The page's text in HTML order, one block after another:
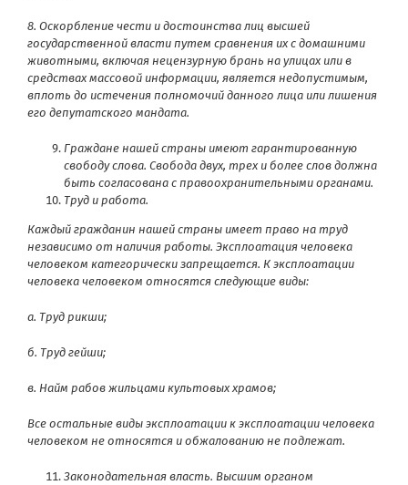
8. Оскорбление чести и достоинства лиц высшей
государственной власти путем сравнения их с домашними
животными, включая нецензурную брань на улицах или в
средствах массовой информации, является недопустимым,
вплоть до истечения полномочий данного лица или лишения
его депутатского мандата.
Граждане нашей страны имеют гарантированную
свободу слова. Свобода двух, трех и более слов должна
быть согласована с правоохранительными органами.
Труд и работа.
Каждый гражданин нашей страны имеет право на труд
независимо от наличия работы. Эксплоатация человека
человеком категорически запрещается. К эксплоатации
человека человеком относятся следующие виды:
а. Труд рикши;
б. Труд гейши;
в. Найм рабов жильцами культовых храмов;
Все остальные виды эксплоатации к эксплоатации человека
человеком не относятся и обжалованию не подлежат.
Законодательная власть. Высшим органом